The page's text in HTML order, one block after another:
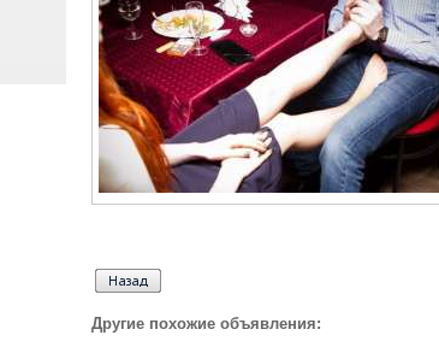
Другие похожие объявления: